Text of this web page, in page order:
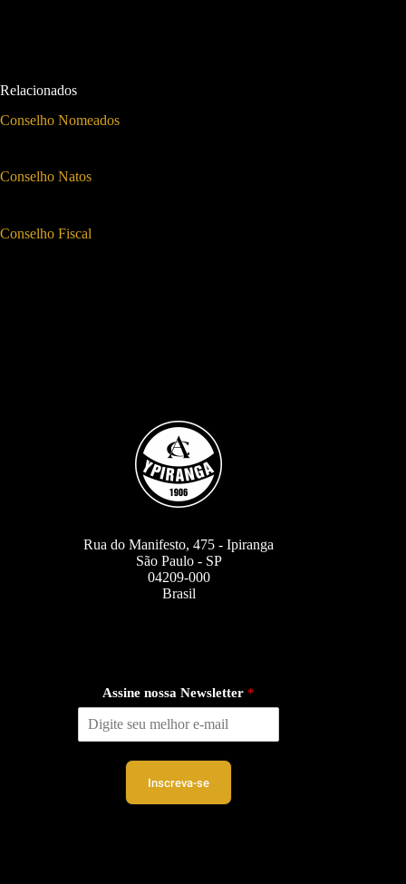
Relacionados
Conselho Nomeados
Conselho Natos
Conselho Fiscal
Rua do Manifesto, 475 - Ipiranga
São Paulo - SP
04209-000
Brasil
Assine nossa Newsletter *
Inscreva-se